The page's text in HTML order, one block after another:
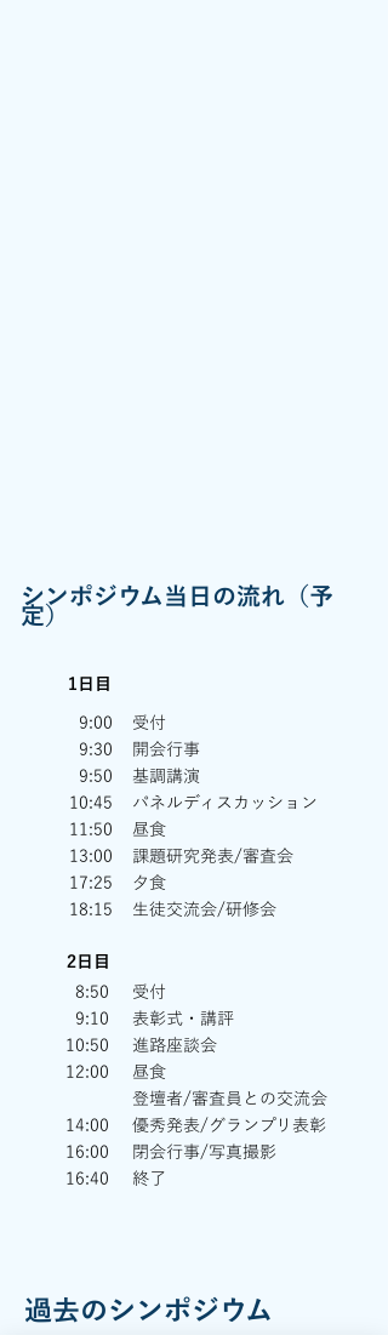
​シンポジウム当日の流れ（予
定）
1日目
9:00
9:30
9:50
10:45
11:50
13:00
17:25
18:15
受付
開会行事
基調講演
パネルディスカッション
昼食
課題研究発表/審査会
夕食
生徒交流会/研修会
2日目
8:50
9:10
10:50
12:00
14:00
16:00
16:40
受付
表彰式・講評
進路座談会
昼食
登壇者/審査員との交流会
優秀発表/グランプリ表彰
閉会行事/写真撮影
終了
過去のシンポジウム